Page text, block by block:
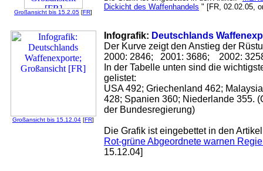
Großansicht bis 15.2.05 [FR]
Dickicht des Waffenhandels " [FR, 02.02.05,
Großansicht bis 15.12.04 [FR]
Infografik: Deutschlands
Der Kurve zeigt den Anstieg der
2000: 2846; 2001: 3686; 2002:
In der Tabelle unten sind die
gelistet:
USA 492; Griechenland 462;
428; Spanien 360; Niederlande 355.
der Bundesregierung)
Die Grafik ist eingebettet in den
Rot-grüne Abgeordnete warnen
15.12.04]